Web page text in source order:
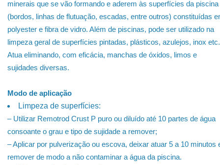
minerais que se vão formando e aderem às superfícies da piscina
(bordos, linhas de flutuação, escadas, entre outros) constituídas
polyester e fibra de vidro. Além de piscinas, pode ser utilizado na
limpeza geral de superfícies pintadas, plásticos, azulejos, inox etc.
Atua eliminando, com eficácia, manchas de óxidos, limos e
sujidades diversas.
Modo de aplicação
Limpeza de superfícies:
– Utilizar Remotrod Crust P puro ou diluído até 10 partes de água
consoante o grau e tipo de sujidade a remover;
– Aplicar por pulverização ou escova, deixar atuar 5 a 10 minutos
remover de modo a não contaminar a água da piscina.